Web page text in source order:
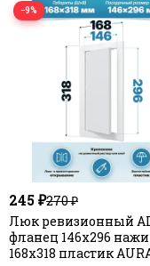
−9%
245 ₽270 ₽
Люк ревизионный
фланец 146х296
168х318 пластик